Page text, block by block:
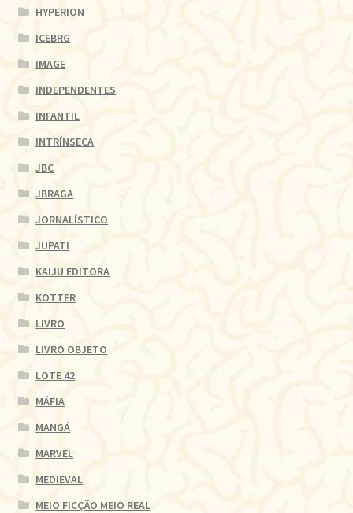
HYPERION
ICEBRG
IMAGE
INDEPENDENTES
INFANTIL
INTRÍNSECA
JBC
JBRAGA
JORNALÍSTICO
JUPATI
KAIJU EDITORA
KOTTER
LIVRO
LIVRO OBJETO
LOTE 42
MÁFIA
MANGÁ
MARVEL
MEDIEVAL
MEIO FICÇÃO MEIO REAL